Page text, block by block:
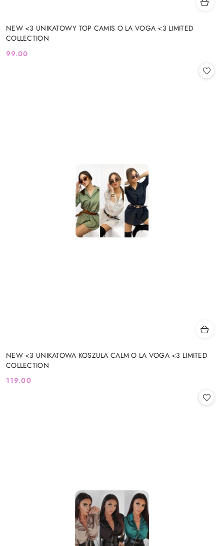
NEW <3 UNIKATOWY TOP CAMIS O LA VOGA <3 LIMITED
COLLECTION
Cena:
99.00
NEW <3 UNIKATOWA KOSZULA CALM O LA VOGA <3 LIMITED
COLLECTION
Cena:
119.00